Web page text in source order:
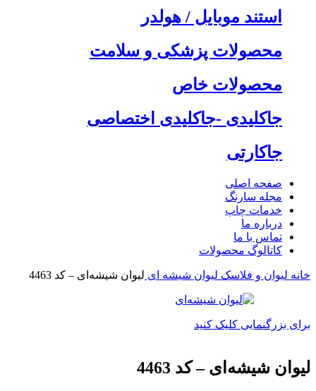
استند موبایل / هولدر
محصولات پزشکی و سلامت
محصولات خاص
جاکلیدی -جاکلیدی اختصاصی
جاکارتی
صفحه اصلی
مجله سارنگ
خدمات چاپ
درباره ما
تماس با ما
کاتالوگ محصولات
خانه لیوان و فلاسک لیوان شیشه ای لیوان شیشه‌ای – کد 4463
برای بزرگنمایی کلیک کنید
لیوان شیشه‌ای – کد 4463